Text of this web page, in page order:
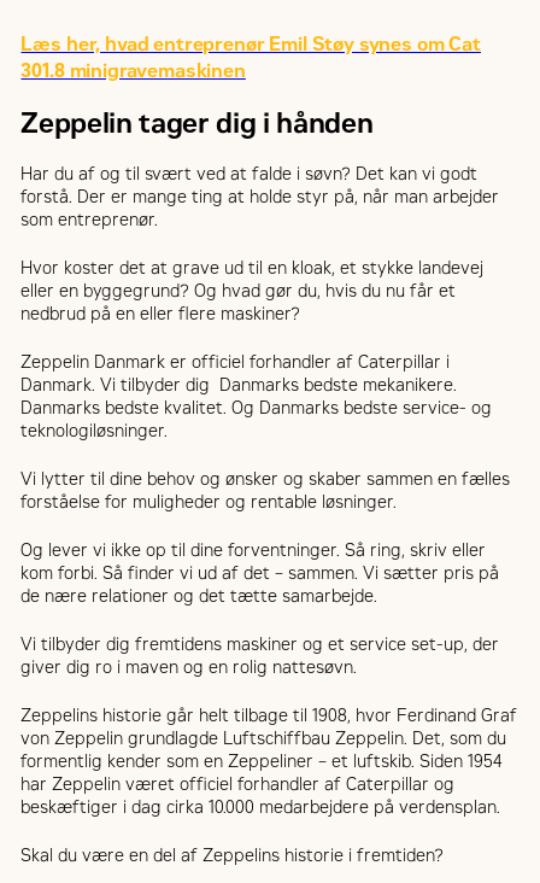
Læs her, hvad entreprenør Emil Støy synes om Cat
301.8 minigravemaskinen
Zeppelin tager dig i hånden
Har du af og til svært ved at falde i søvn? Det kan vi godt
forstå. Der er mange ting at holde styr på, når man arbejder
som entreprenør.
Hvor koster det at grave ud til en kloak, et stykke landevej
eller en byggegrund? Og hvad gør du, hvis du nu får et
nedbrud på en eller flere maskiner?
Zeppelin Danmark er officiel forhandler af Caterpillar i
Danmark. Vi tilbyder dig Danmarks bedste mekanikere.
Danmarks bedste kvalitet. Og Danmarks bedste service- og
teknologiløsninger.
Vi lytter til dine behov og ønsker og skaber sammen en fælles
forståelse for muligheder og rentable løsninger.
Og lever vi ikke op til dine forventninger. Så ring, skriv eller
kom forbi. Så finder vi ud af det – sammen. Vi sætter pris på
de nære relationer og det tætte samarbejde.
Vi tilbyder dig fremtidens maskiner og et service set-up, der
giver dig ro i maven og en rolig nattesøvn.
Zeppelins historie går helt tilbage til 1908, hvor Ferdinand Graf
von Zeppelin grundlagde Luftschiffbau Zeppelin. Det, som du
formentlig kender som en Zeppeliner – et luftskib. Siden 1954
har Zeppelin været officiel forhandler af Caterpillar og
beskæftiger i dag cirka 10.000 medarbejdere på verdensplan.
Skal du være en del af Zeppelins historie i fremtiden?